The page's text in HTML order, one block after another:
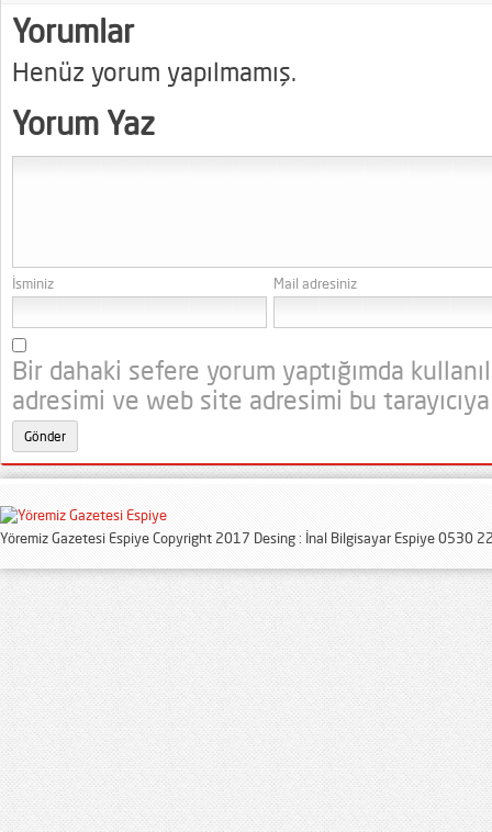
Yorumlar
Henüz yorum yapılmamış.
Yorum Yaz
İsminiz Mail adresiniz
Bir dahaki sefere yorum yaptığımda
adresimi ve web site adresimi bu
Yöremiz Gazetesi Espiye Copyright 2017 Desing : İnal Bilgisayar Espiye 0530